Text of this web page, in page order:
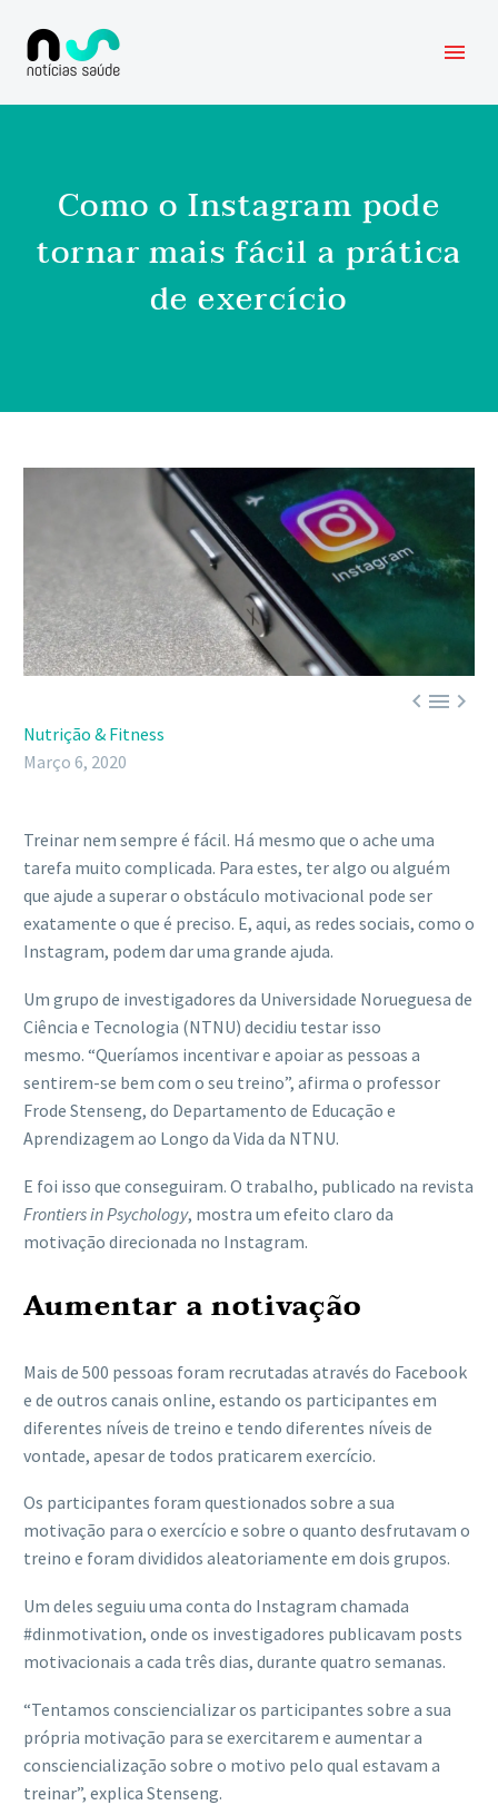
Como o Instagram pode
tornar mais fácil a prática
de exercício

Nutrição & Fitness
Março 6, 2020
Treinar nem sempre é fácil. Há mesmo que o ache uma
tarefa muito complicada. Para estes, ter algo ou alguém
que ajude a superar o obstáculo motivacional pode ser
exatamente o que é preciso. E, aqui, as redes sociais, como o
Instagram, podem dar uma grande ajuda.
Um grupo de investigadores da Universidade Norueguesa de
Ciência e Tecnologia (NTNU) decidiu testar isso
mesmo. “Queríamos incentivar e apoiar as pessoas a
sentirem-se bem com o seu treino”, afirma o professor
Frode Stenseng, do Departamento de Educação e
Aprendizagem ao Longo da Vida da NTNU.
E foi isso que conseguiram. O trabalho, publicado na revista
Frontiers in Psychology, mostra um efeito claro da
motivação direcionada no Instagram.
Aumentar a notivação
Mais de 500 pessoas foram recrutadas através do Facebook
e de outros canais online, estando os participantes em
diferentes níveis de treino e tendo diferentes níveis de
vontade, apesar de todos praticarem exercício.
Os participantes foram questionados sobre a sua
motivação para o exercício e sobre o quanto desfrutavam o
treino e foram divididos aleatoriamente em dois grupos.
Um deles seguiu uma conta do Instagram chamada
#dinmotivation, onde os investigadores publicavam posts
motivacionais a cada três dias, durante quatro semanas.
“Tentamos consciencializar os participantes sobre a sua
própria motivação para se exercitarem e aumentar a
consciencialização sobre o motivo pelo qual estavam a
treinar”, explica Stenseng.